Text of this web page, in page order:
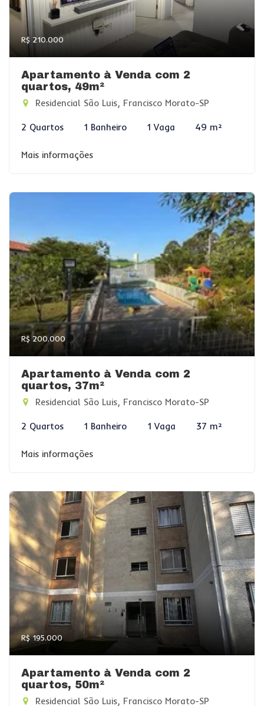
R$ 210.000
Apartamento à Venda com 2
quartos, 49m²
Residencial São Luis, Francisco Morato-SP
2 Quartos 1 Banheiro 1 Vaga 49 m²
Mais informações
R$ 200.000
Apartamento à Venda com 2
quartos, 37m²
Residencial São Luis, Francisco Morato-SP
2 Quartos 1 Banheiro 1 Vaga 37 m²
Mais informações
R$ 195.000
Apartamento à Venda com 2
quartos, 50m²
Residencial São Luis, Francisco Morato-SP